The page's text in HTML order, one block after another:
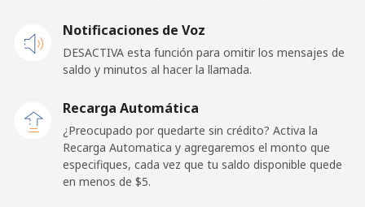
⁦13.9¢⁩ 35 min por ⁦$5⁩
⁦40.5¢⁩
Angola
Línea fija ⁦53.9¢⁩
Notificaciones de Voz
DESACTIVA esta función para omitir los mensajes de
saldo y minutos al hacer la llamada.
Recarga Automática
¿Preocupado por quedarte sin crédito? Activa la
Recarga Automatica y agregaremos el monto que
especifiques, cada vez que tu saldo disponible quede
en menos de ⁦$5⁩.